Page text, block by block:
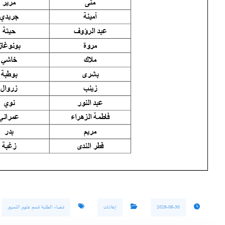
2026-06-30 إعلانات فضاء الطلبة قسم علوم التسيير